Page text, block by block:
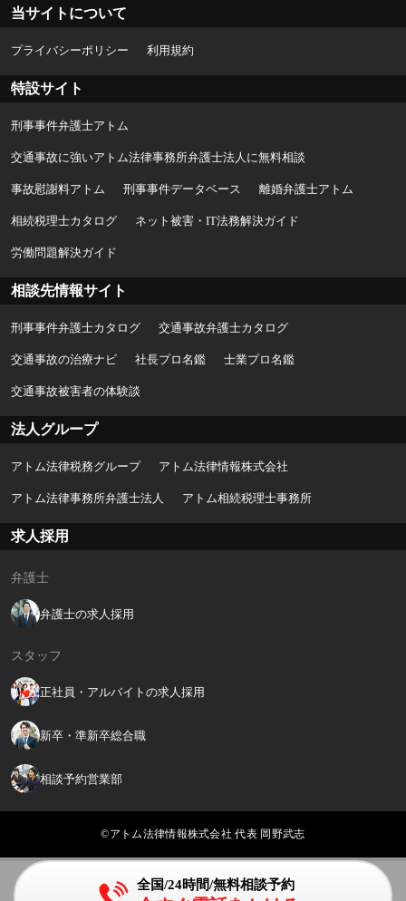
当サイトについて
プライバシーポリシー 利用規約
特設サイト
刑事事件弁護士アトム
交通事故に強いアトム法律事務所弁護士法人に無料相談
事故慰謝料アトム 刑事事件データベース 離婚弁護士アトム
相続税理士カタログ ネット被害・IT法務解決ガイド
労働問題解決ガイド
相談先情報サイト
刑事事件弁護士カタログ 交通事故弁護士カタログ
交通事故の治療ナビ 社長プロ名鑑 士業プロ名鑑
交通事故被害者の体験談
法人グループ
アトム法律税務グループ アトム法律情報株式会社
アトム法律事務所弁護士法人 アトム相続税理士事務所
求人採用
弁護士
弁護士の求人採用
スタッフ
正社員・アルバイトの求人採用
新卒・準新卒総合職
相談予約営業部
©アトム法律情報株式会社 代表 岡野武志
全国/24時間/無料相談予約